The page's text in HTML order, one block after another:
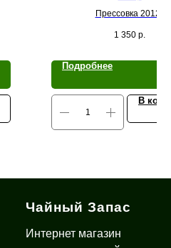
Прессовка 2012г.
1 350 р.
Подробнее
В
Чайный Запас
Интернет магазин